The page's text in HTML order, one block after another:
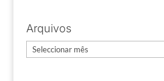
Arquivos
Arquivos